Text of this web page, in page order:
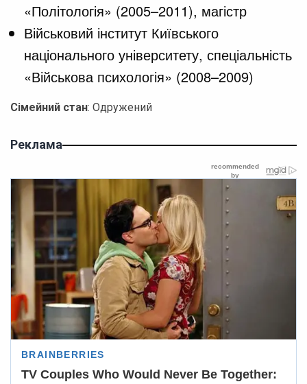
«Політологія» (2005–2011), магістр
Військовий інститут Київського
національного університету, спеціальність
«Військова психологія» (2008–2009)
Сімейний стан: Одружений
Реклама